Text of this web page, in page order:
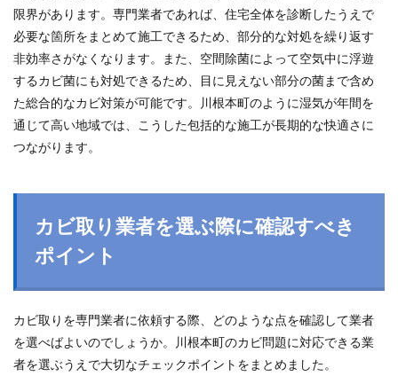
限界があります。専門業者であれば、住宅全体を診断したうえで
必要な箇所をまとめて施工できるため、部分的な対処を繰り返す
非効率さがなくなります。また、空間除菌によって空気中に浮遊
するカビ菌にも対処できるため、目に見えない部分の菌まで含め
た総合的なカビ対策が可能です。川根本町のように湿気が年間を
通じて高い地域では、こうした包括的な施工が長期的な快適さに
つながります。
カビ取り業者を選ぶ際に確認すべき
ポイント
カビ取りを専門業者に依頼する際、どのような点を確認して業者
を選べばよいのでしょうか。川根本町のカビ問題に対応できる業
者を選ぶうえで大切なチェックポイントをまとめました。